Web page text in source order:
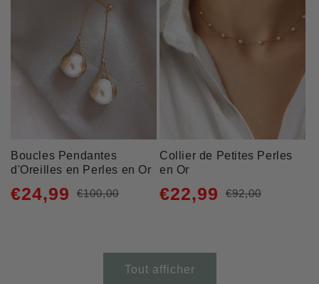
Boucles Pendantes
d'Oreilles en Perles en Or
Prix
€100,00
Prix
€24,99
Collier de Petites Perles
en Or
Prix
€92,00
Prix
€22,99
Tout afficher